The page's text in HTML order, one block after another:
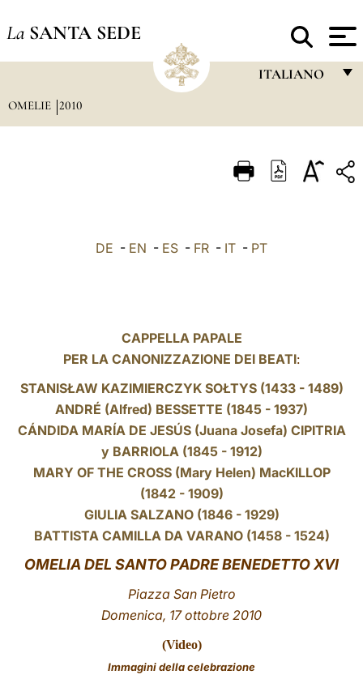
La SANTA SEDE
ITALIANO
ITALIANO
中文
LATINE
OMELIE 2010
DE - EN - ES - FR - IT - PT
CAPPELLA PAPALE
PER LA CANONIZZAZIONE DEI BEATI:
STANISŁAW KAZIMIERCZYK SOŁTYS (1433 - 1489)
ANDRÉ (Alfred) BESSETTE (1845 - 1937)
CÁNDIDA MARÍA DE JESÚS (Juana Josefa) CIPITRIA
y BARRIOLA (1845 - 1912)
MARY OF THE CROSS (Mary Helen) MacKILLOP
(1842 - 1909)
GIULIA SALZANO (1846 - 1929)
BATTISTA CAMILLA DA VARANO (1458 - 1524)
OMELIA DEL SANTO PADRE BENEDETTO XVI
Piazza San Pietro
Domenica, 17 ottobre 2010
(Video)
Immagini della celebrazione